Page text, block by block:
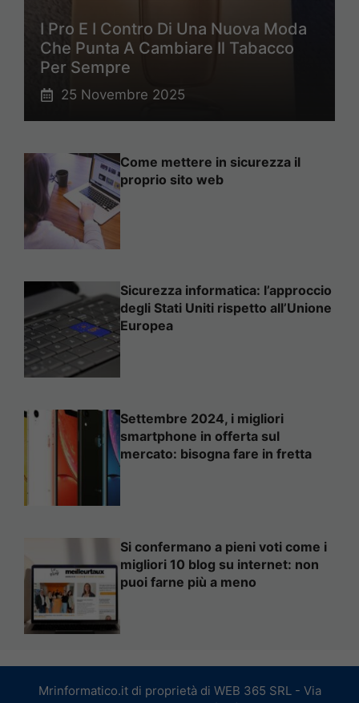
I Pro E I Contro Di Una Nuova Moda
Che Punta A Cambiare Il Tabacco
Per Sempre
25 Novembre 2025
Come mettere in sicurezza il
proprio sito web
Sicurezza informatica: l’approccio
degli Stati Uniti rispetto all’Unione
Europea
Settembre 2024, i migliori
smartphone in offerta sul
mercato: bisogna fare in fretta
Si confermano a pieni voti come i
migliori 10 blog su internet: non
puoi farne più a meno
Mrinformatico.it di proprietà di WEB 365 SRL - Via